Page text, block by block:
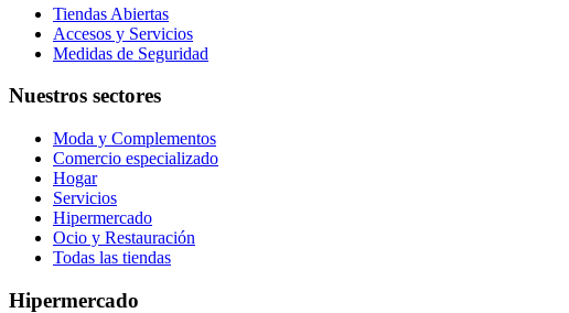
Tiendas Abiertas
Accesos y Servicios
Medidas de Seguridad
Nuestros sectores
Moda y Complementos
Comercio especializado
Hogar
Servicios
Hipermercado
Ocio y Restauración
Todas las tiendas
Hipermercado